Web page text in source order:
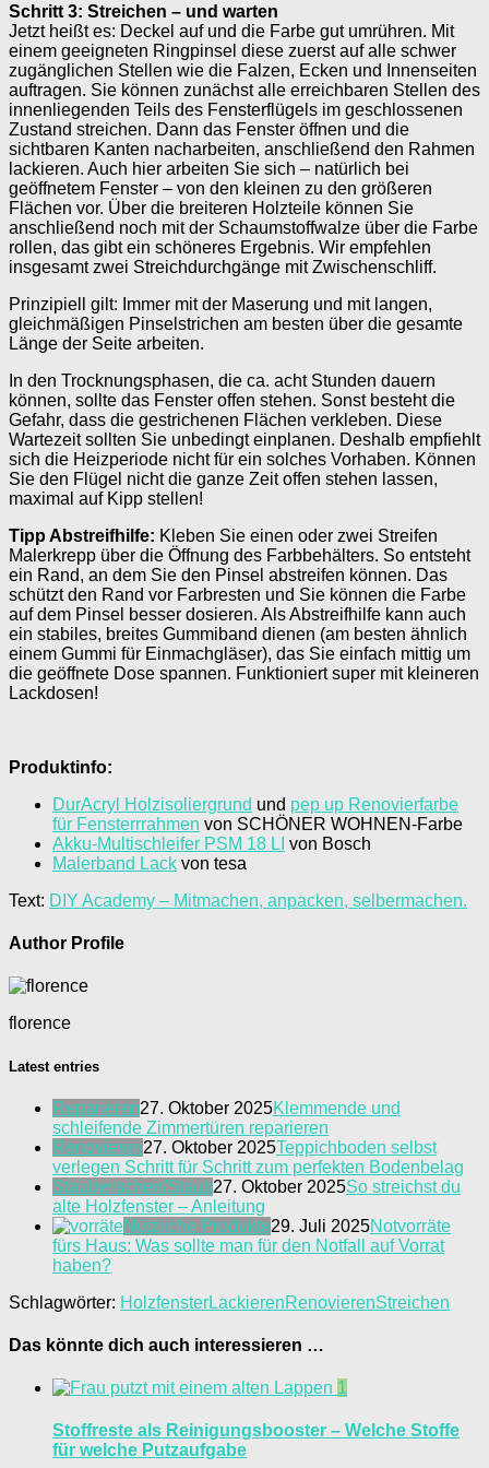
Schritt 3: Streichen – und warten
Jetzt heißt es: Deckel auf und die Farbe gut umrühren. Mit
einem geeigneten Ringpinsel diese zuerst auf alle schwer
zugänglichen Stellen wie die Falzen, Ecken und Innenseiten
auftragen. Sie können zunächst alle erreichbaren Stellen des
innenliegenden Teils des Fensterflügels im geschlossenen
Zustand streichen. Dann das Fenster öffnen und die
sichtbaren Kanten nacharbeiten, anschließend den Rahmen
lackieren. Auch hier arbeiten Sie sich – natürlich bei
geöffnetem Fenster – von den kleinen zu den größeren
Flächen vor. Über die breiteren Holzteile können Sie
anschließend noch mit der Schaumstoffwalze über die Farbe
rollen, das gibt ein schöneres Ergebnis. Wir empfehlen
insgesamt zwei Streichdurchgänge mit Zwischenschliff.
Prinzipiell gilt: Immer mit der Maserung und mit langen,
gleichmäßigen Pinselstrichen am besten über die gesamte
Länge der Seite arbeiten.
In den Trocknungsphasen, die ca. acht Stunden dauern
können, sollte das Fenster offen stehen. Sonst besteht die
Gefahr, dass die gestrichenen Flächen verkleben. Diese
Wartezeit sollten Sie unbedingt einplanen. Deshalb empfiehlt
sich die Heizperiode nicht für ein solches Vorhaben. Können
Sie den Flügel nicht die ganze Zeit offen stehen lassen,
maximal auf Kipp stellen!
Tipp Abstreifhilfe: Kleben Sie einen oder zwei Streifen
Malerkrepp über die Öffnung des Farbbehälters. So entsteht
ein Rand, an dem Sie den Pinsel abstreifen können. Das
schützt den Rand vor Farbresten und Sie können die Farbe
auf dem Pinsel besser dosieren. Als Abstreifhilfe kann auch
ein stabiles, breites Gummiband dienen (am besten ähnlich
einem Gummi für Einmachgläser), das Sie einfach mittig um
die geöffnete Dose spannen. Funktioniert super mit kleineren
Lackdosen!
Produktinfo:
DurAcryl Holzisoliergrund und pep up Renovierfarbe
für Fensterrrahmen von SCHÖNER WOHNEN-Farbe
Akku-Multischleifer PSM 18 LI von Bosch
Malerband Lack von tesa
Text: DIY Academy – Mitmachen, anpacken, selbermachen.
Author Profile
florence
Latest entries
Reparieren27. Oktober 2025Klemmende und
schleifende Zimmertüren reparieren
Renovieren27. Oktober 2025Teppichboden selbst
verlegen Schritt für Schritt zum perfekten Bodenbelag
Staubwischen/Staub27. Oktober 2025So streichst du
alte Holzfenster – Anleitung
Nützliche Produkte29. Juli 2025Notvorräte
fürs Haus: Was sollte man für den Notfall auf Vorrat
haben?
Schlagwörter: HolzfensterLackierenRenovierenStreichen
Das könnte dich auch interessieren …
1
Stoffreste als Reinigungsbooster – Welche Stoffe
für welche Putzaufgabe